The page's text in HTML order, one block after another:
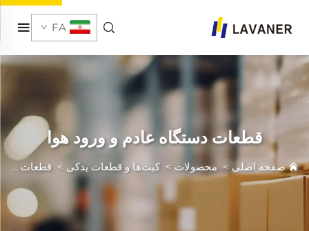
FA
قطعات دستگاه عادم و ورود هوا
صفحه اصلی > محصولات > کیت‌ها و قطعات یدکی >قطعات دستگاه عادم و ورود هوا